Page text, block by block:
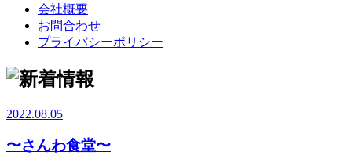
会社概要
お問合わせ
プライバシーポリシー
2022.08.05
〜さんわ食堂〜